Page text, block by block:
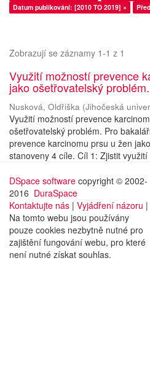
Datum publikování: [2010 TO 2019] ×
Zobrazují se záznamy 1-1 z 1
Využití možností prevence
jako ošetřovatelský problém.
Nusková, Oldřiška (Jihočeská
Využití možností prevence
ošetřovatelský problém. Pro
prevence karcinomu prsu u žen
stanoveny 4 cíle. Cíl 1: Zjistit využití
DSpace software copyright © 2002-
2016 DuraSpace
Kontaktujte nás | Vyjádření názoru |
Na tomto webu jsou používány
pouze cookies nezbytně nutné pro
zajištění fungování webu, pro které
není nutné získat souhlas.